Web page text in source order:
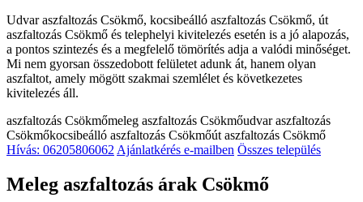
Udvar aszfaltozás Csökmő, kocsibeálló aszfaltozás Csökmő, út
aszfaltozás Csökmő és telephelyi kivitelezés esetén is a jó alapozás,
a pontos szintezés és a megfelelő tömörítés adja a valódi minőséget.
Mi nem gyorsan összedobott felületet adunk át, hanem olyan
aszfaltot, amely mögött szakmai szemlélet és következetes
kivitelezés áll.
aszfaltozás Csökmőmeleg aszfaltozás Csökmőudvar aszfaltozás
Csökmőkocsibeálló aszfaltozás Csökmőút aszfaltozás Csökmő
Hívás: 06205806062 Ajánlatkérés e-mailben Összes település
Meleg aszfaltozás árak Csökmő